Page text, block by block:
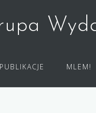
MLEM!